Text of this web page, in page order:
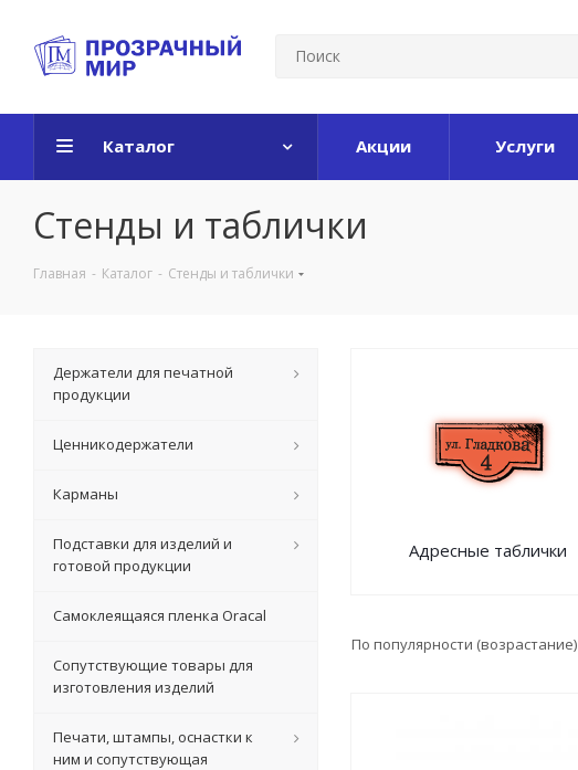
Каталог Акции Услуги
Стенды и таблички
Главная - Каталог - Стенды и таблички
Адресные таблички
По популярности (возрастание)
Держатели для печатной
продукции
Ценникодержатели
Карманы
Подставки для изделий и
готовой продукции
Самоклеящаяся пленка Oracal
Сопутствующие товары для
изготовления изделий
Печати, штампы, оснастки к
ним и сопутствующая